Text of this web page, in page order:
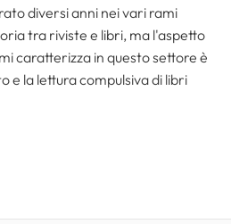
diversi anni nei vari rami
tra riviste e libri, ma l'aspetto
caratterizza in questo settore è
e la lettura compulsiva di libri